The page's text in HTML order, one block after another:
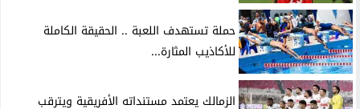
حملة تستهدف اللعبة .. الحقيقة الكاملة
للأكاذيب المثارة...
الزمالك يعتمد مستنداته الأفريقية ويترقب